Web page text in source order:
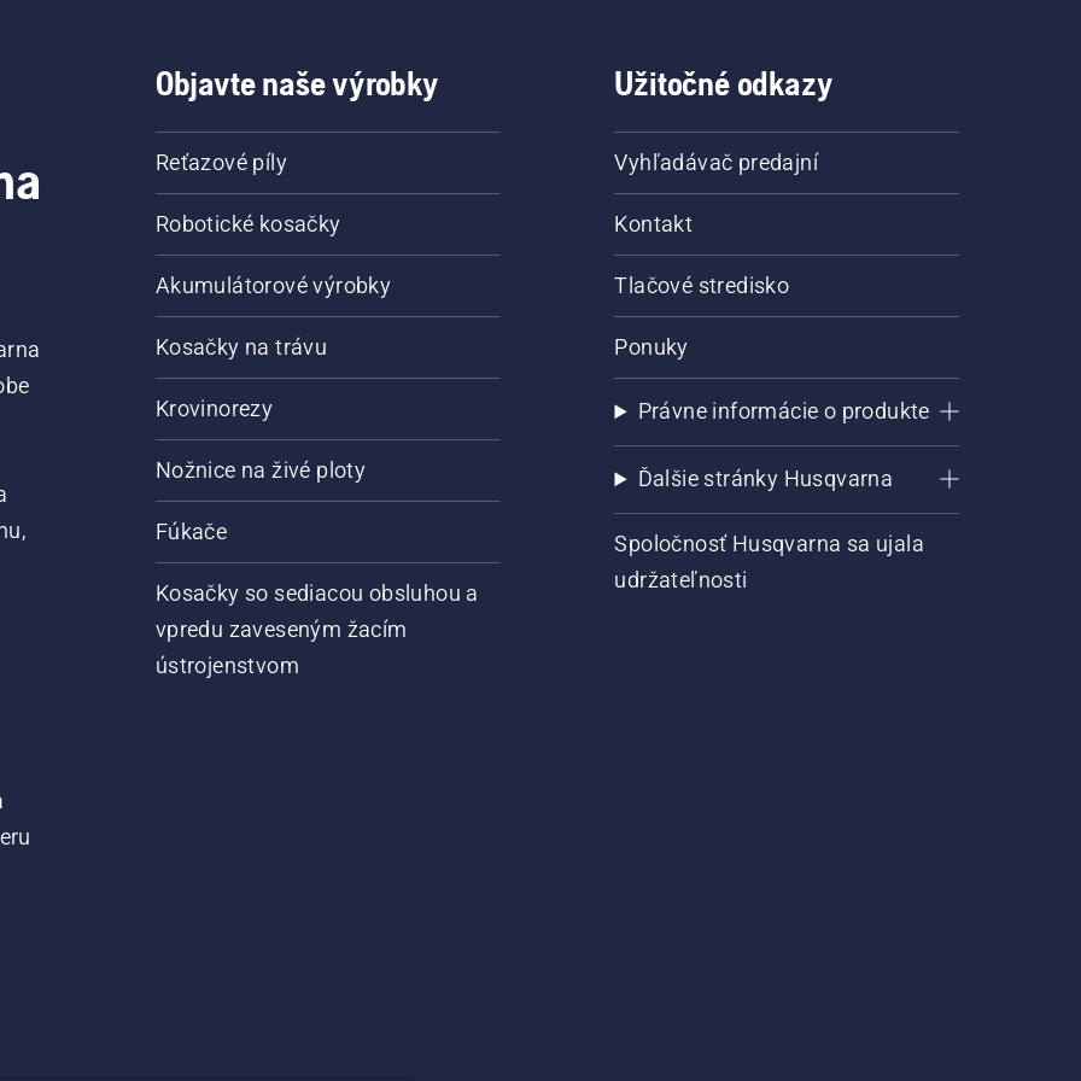
Objavte naše výrobky
Reťazové píly
Robotické kosačky
Akumulátorové výrobky
Kosačky na trávu
Krovinorezy
Nožnice na živé ploty
Fúkače
Kosačky so sediacou obsluhou a
vpredu zaveseným žacím
ústrojenstvom
Užitočné odkazy
Vyhľadávač predajní
Kontakt
Tlačové stredisko
Ponuky
Právne informácie o produkte
Ďalšie stránky Husqvarna
Spoločnosť Husqvarna sa ujala
udržateľnosti